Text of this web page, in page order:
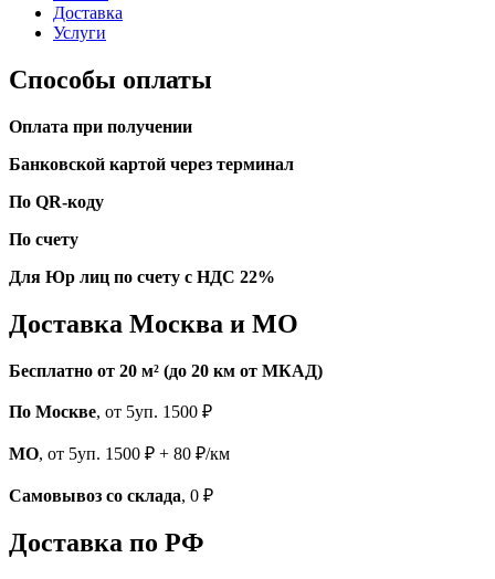
Доставка
Услуги
Способы оплаты
Оплата при получении
Банковской картой через терминал
По QR-коду
По счету
Для Юр лиц по счету с НДС 22%
Доставка Москва и МО
Бесплатно от 20 м² (до 20 км от МКАД)
По Москве, от 5уп. 1500 ₽
МО, от 5уп. 1500 ₽ + 80 ₽/км
Самовывоз со склада, 0 ₽
Доставка по РФ